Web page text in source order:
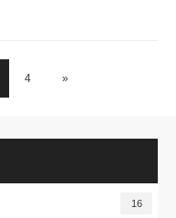
4 »
16